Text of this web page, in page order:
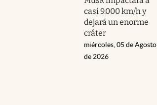
casi 9.000 km/h y
dejará un enorme
cráter
miércoles, 05 de Agosto
de 2026